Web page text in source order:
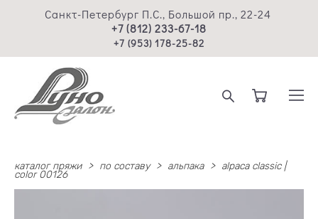
Санкт-Петербург П.С., Большой пр., 22-24
+7 (812) 233-67-18
+7 (953) 178-25-82
каталог пряжи > по составу > альпака >
alpaca classic |
color 00126